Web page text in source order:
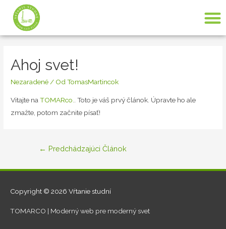
Ahoj svet!
Nezaradené/ OdTomasMartincok
Vitajte naTOMARco.
. Toto je váš prvý článok. Úpravte ho ale
zmažte, potom začnite písať!
← Predchádzajúci Článok
Copyright © 2026 Vŕtanie studní
TOMARCO | Moderný web pre moderný svet